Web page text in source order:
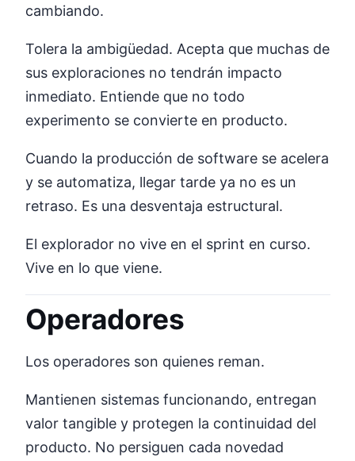
cambiando.
Tolera la ambigüedad. Acepta que muchas de
sus exploraciones no tendrán impacto
inmediato. Entiende que no todo
experimento se convierte en producto.
Cuando la producción de software se acelera
y se automatiza, llegar tarde ya no es un
retraso. Es una desventaja estructural.
El explorador no vive en el sprint en curso.
Vive en lo que viene.
Operadores
Los operadores son quienes reman.
Mantienen sistemas funcionando, entregan
valor tangible y protegen la continuidad del
producto. No persiguen cada novedad